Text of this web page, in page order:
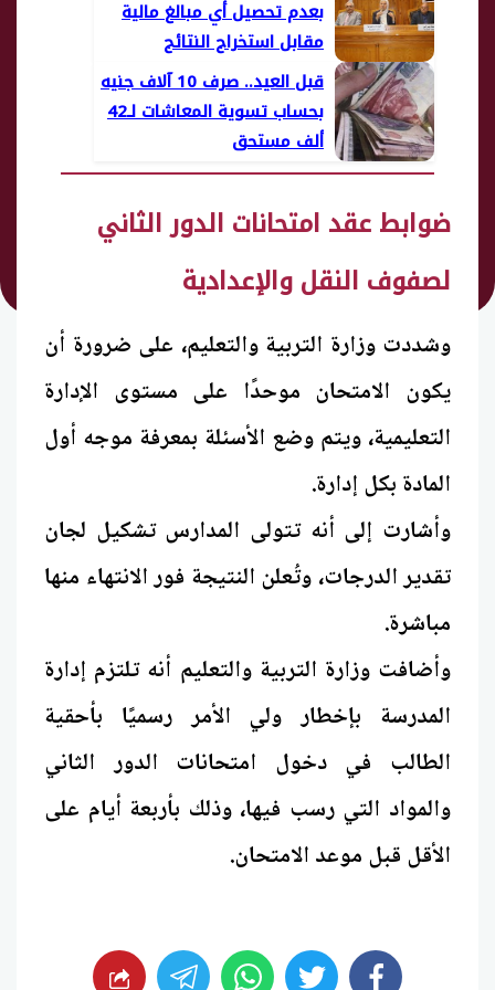
بعدم تحصيل أي مبالغ مالية
مقابل استخراج النتائج
قبل العيد.. صرف 10 آلاف جنيه
بحساب تسوية المعاشات لـ42
ألف مستحق
ضوابط عقد امتحانات الدور الثاني
لصفوف النقل والإعدادية
وشددت وزارة التربية والتعليم، على ضرورة أن
يكون الامتحان موحدًا على مستوى الإدارة
التعليمية، ويتم وضع الأسئلة بمعرفة موجه أول
المادة بكل إدارة.
وأشارت إلى أنه تتولى المدارس تشكيل لجان
تقدير الدرجات، وتُعلن النتيجة فور الانتهاء منها
مباشرة.
وأضافت وزارة التربية والتعليم أنه تلتزم إدارة
المدرسة بإخطار ولي الأمر رسميًا بأحقية
الطالب في دخول امتحانات الدور الثاني
والمواد التي رسب فيها، وذلك بأربعة أيام على
الأقل قبل موعد الامتحان.